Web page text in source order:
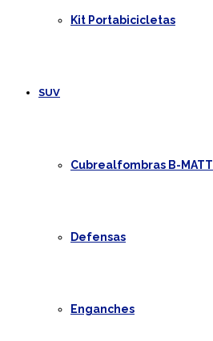
Kit Portabicicletas
SUV
Cubrealfombras B-MATT
Defensas
Enganches